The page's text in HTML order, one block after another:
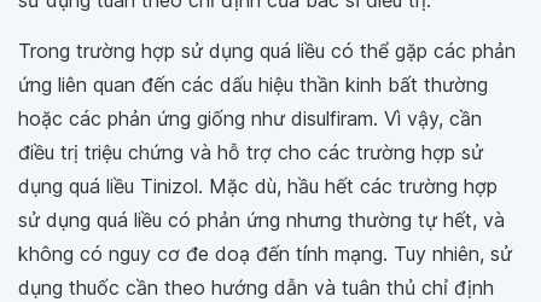
Trong trường hợp sử dụng quá liều có thể gặp các phản
ứng liên quan đến các dấu hiệu thần kinh bất thường
hoặc các phản ứng giống như disulfiram. Vì vậy, cần
điều trị triệu chứng và hỗ trợ cho các trường hợp sử
dụng quá liều Tinizol. Mặc dù, hầu hết các trường hợp
sử dụng quá liều có phản ứng nhưng thường tự hết, và
không có nguy cơ đe doạ đến tính mạng. Tuy nhiên, sử
dụng thuốc cần theo hướng dẫn và tuân thủ chỉ định